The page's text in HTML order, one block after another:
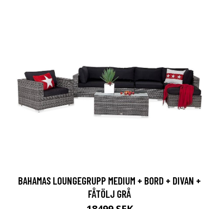
BAHAMAS LOUNGEGRUPP MEDIUM + BORD + DIVAN +
FÅTÖLJ GRÅ